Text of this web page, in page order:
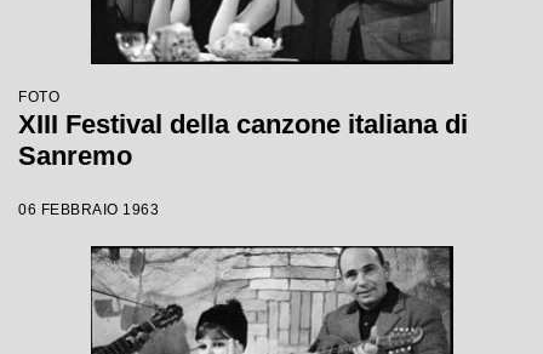
FOTO
XIII Festival della canzone italiana di
Sanremo
06 FEBBRAIO 1963